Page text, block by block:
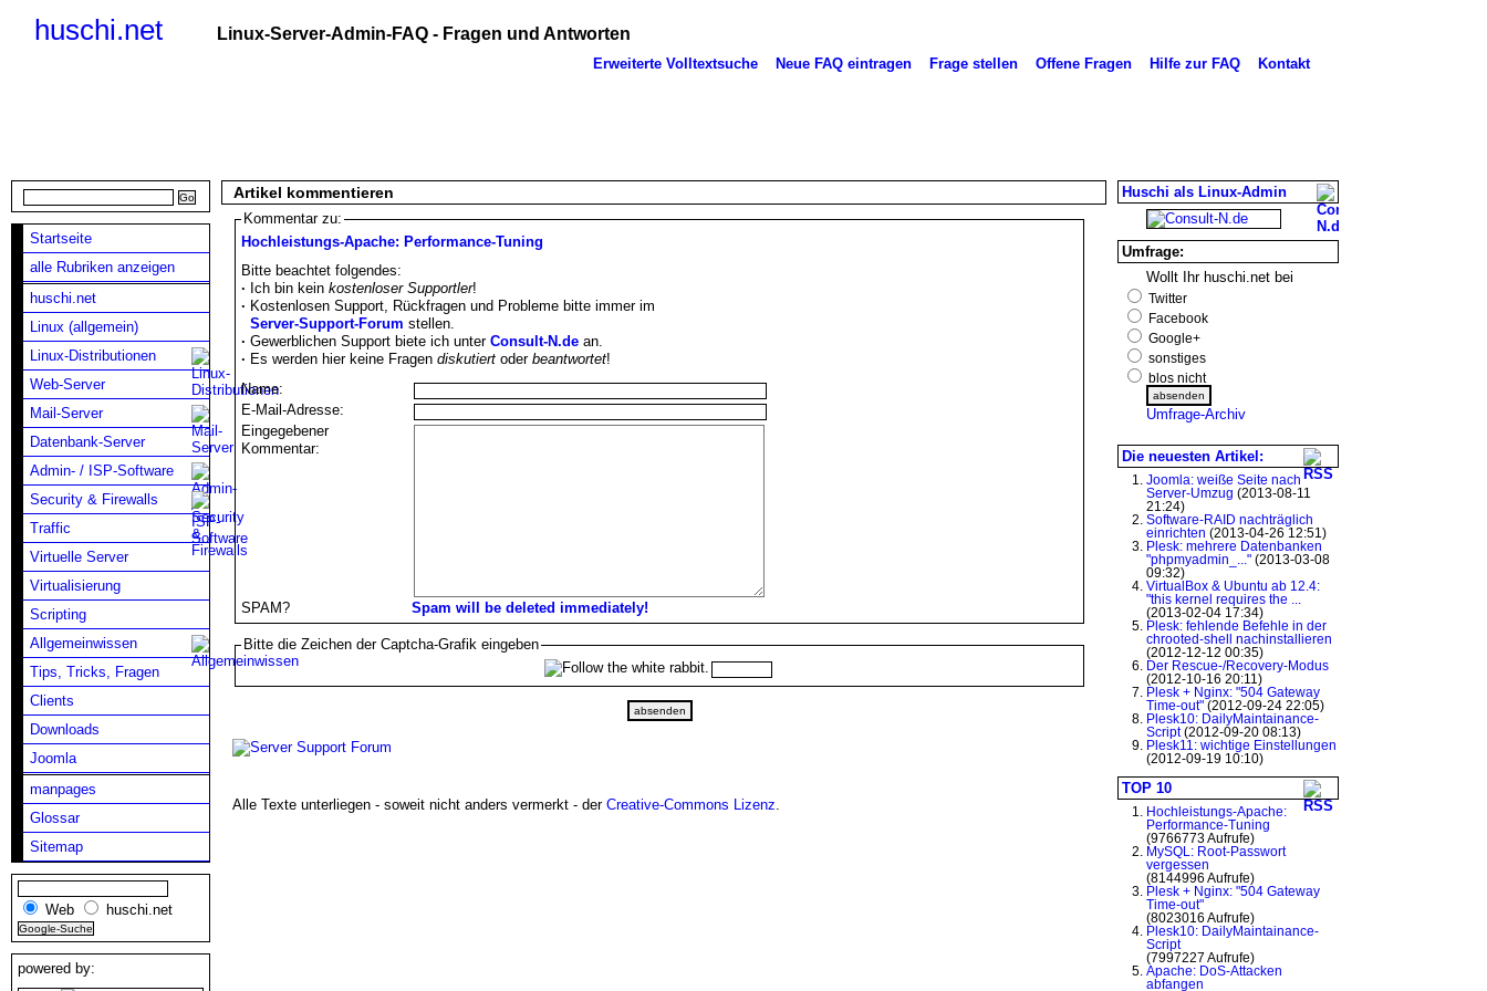
huschi.net Linux-Server-Admin-FAQ - Fragen und Antworten
Kontakt
Hilfe zur FAQ
Offene Fragen
Frage stellen
Neue FAQ eintragen
Erweiterte Volltextsuche
Startseite
alle Rubriken anzeigen
huschi.net
Linux (allgemein)
Linux-Distributionen
Web-Server
Mail-Server
Datenbank-Server
Admin- / ISP-Software
Security & Firewalls
Traffic
Virtuelle Server
Virtualisierung
Scripting
Allgemeinwissen
Tips, Tricks, Fragen
Clients
Downloads
Joomla
manpages
Glossar
Sitemap
Web huschi.net
powered by:
Huschi als Linux-Admin
Umfrage:
Wollt Ihr huschi.net bei
Twitter
Facebook
Google+
sonstiges
blos nicht
Umfrage-Archiv
Die neuesten Artikel:
Joomla: weiße Seite nach
Server-Umzug (2013-08-11
21:24)
Software-RAID nachträglich
einrichten (2013-04-26 12:51)
Plesk: mehrere Datenbanken
"phpmyadmin_..."(2013-03-08
09:32)
VirtualBox & Ubuntu ab 12.4:
"this kernel requires the ...
(2013-02-04 17:34)
Plesk: fehlende Befehle in der
chrooted-shell nachinstallieren
(2012-12-12 00:35)
Der Rescue-/Recovery-Modus
(2012-10-16 20:11)
Plesk + Nginx: "504 Gateway
Time-out"(2012-09-24 22:05)
Plesk10: DailyMaintainance-
Script(2012-09-20 08:13)
Plesk11: wichtige Einstellungen
(2012-09-19 10:10)
TOP 10
Hochleistungs-Apache:
Performance-Tuning
(9766773 Aufrufe)
MySQL: Root-Passwort
vergessen
(8144996 Aufrufe)
Plesk + Nginx: "504 Gateway
Time-out"
(8023016 Aufrufe)
Plesk10: DailyMaintainance-
Script
(7997227 Aufrufe)
Apache: DoS-Attacken
abfangen
Artikel kommentieren
Kommentar zu:
Hochleistungs-Apache: Performance-Tuning
Bitte beachtet folgendes:
· Ich bin keinkostenloser Supportler!
· Kostenlosen Support, Rückfragen und Probleme bitte immer im
Server-Support-Forum stellen.
· Gewerblichen Support biete ich unterConsult-N.de an.
· Es werden hier keine Fragendiskutiert oderbeantwortet!
Name:
E-Mail-Adresse:
Eingegebener
Kommentar:
SPAM? Spam will be deleted immediately!
Bitte die Zeichen der Captcha-Grafik eingeben
Alle Texte unterliegen - soweit nicht anders vermerkt - der Creative-Commons Lizenz.